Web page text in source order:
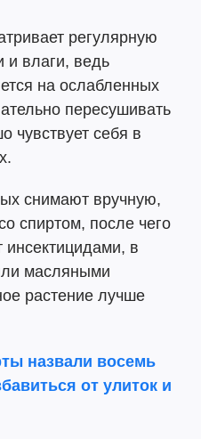
регулярную
и влаги, ведь
на ослабленных
пересушивать
чувствует себя в
снимают вручную,
спиртом, после чего
в
масляными
растение лучше
назвали восемь
от улиток и